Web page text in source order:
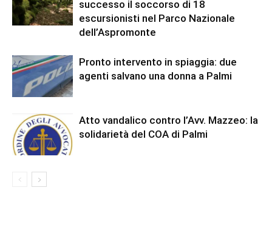
successo il soccorso di 18
escursionisti nel Parco Nazionale
dell’Aspromonte
Pronto intervento in spiaggia: due
agenti salvano una donna a Palmi
Atto vandalico contro l’Avv. Mazzeo: la
solidarietà del COA di Palmi